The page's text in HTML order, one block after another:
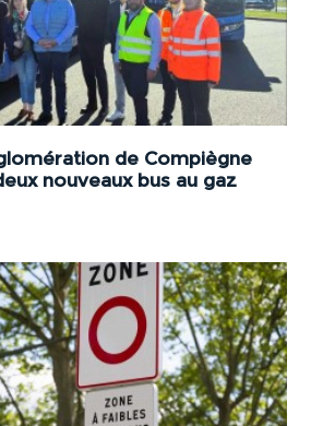
de Compiègne
nouveaux bus au gaz